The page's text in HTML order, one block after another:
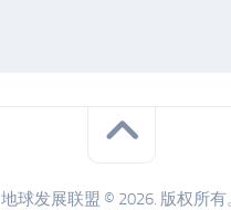
地球发展联盟 © 2026. 版权所有